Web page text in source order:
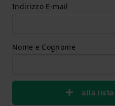
Indirizzo E-mail
Nome e Cognome
alla